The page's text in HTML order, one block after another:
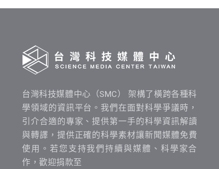
台灣科技媒體中心（SMC） 架構了橫跨各種科
學領域的資訊平台。我們在面對科學爭議時，
引介合適的專家、提供第一手的科學資訊解讀
與轉譯，提供正確的科學素材讓新聞媒體免費
使用。若您支持我們持續與媒體、科學家合
作，歡迎捐款至